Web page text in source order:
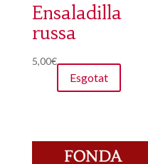
Ensaladilla
russa
5,00€
Esgotat